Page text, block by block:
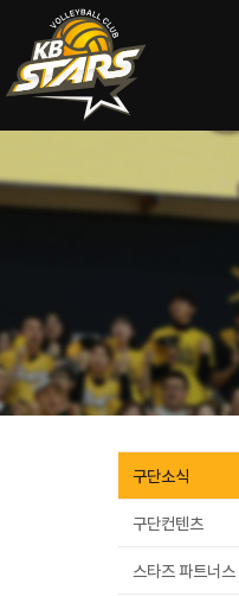
구단소식
구단컨텐츠
스타즈 파트너스